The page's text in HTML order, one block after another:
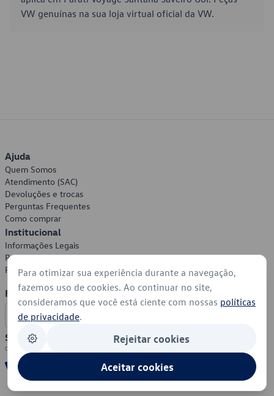
VW genuínas na sua loja virtual oficial da VW.
Ajuda
Quem Somos
Atendimento (SAC)
Devoluções e trocas
Perguntas Frequentes
Como comprar
Institucional
Informações Legais
Política de Privacidade
Política de Cookies
Formas de Pagamento
Segurança
Para otimizar sua experiência durante a navegação,
fazemos uso de cookies. Ao continuar no site,
consideramos que você está ciente com nossas políticas
de privacidade.
Rejeitar cookies
Aceitar cookies